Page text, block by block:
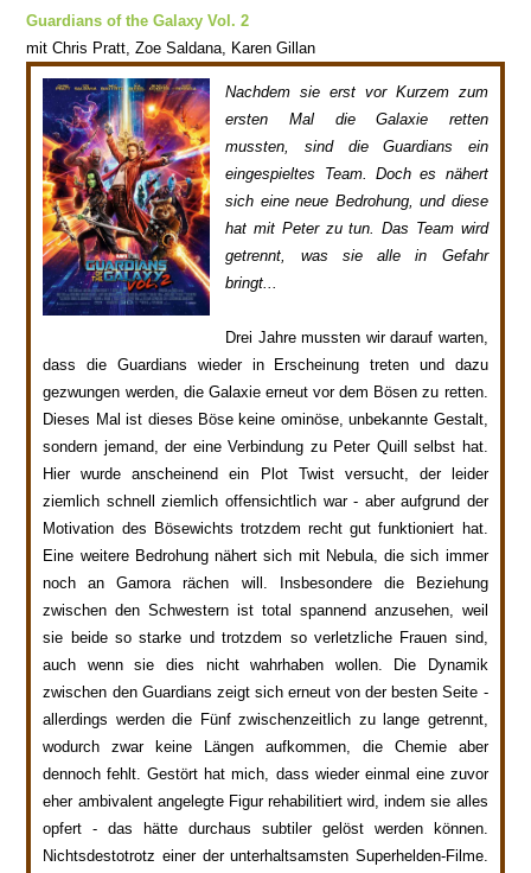
Guardians of the Galaxy Vol. 2
mitChris Pratt, Zoe Saldana, Karen Gillan
Nachdem sie erst vor Kurzem zum
ersten Mal die Galaxie retten
mussten, sind die Guardians ein
eingespieltes Team. Doch es nähert
sich eine neue Bedrohung, und diese
hat mit Peter zu tun. Das Team wird
getrennt, was sie alle in Gefahr
bringt...
Drei Jahre mussten wirdarauf warten,
dass die Guardians wieder in Erscheinungtreten und dazu
gezwungen werden, die Galaxie erneutvor dem Bösen zu retten.
Dieses Mal ist dieses Böse keine ominöse, unbekannte Gestalt,
sondern jemand, der eine Verbindung zu Peter Quill selbst hat.
Hier wurde anscheinend ein Plot Twist versucht, der leider
ziemlich schnell ziemlich offensichtlich war - aber aufgrund der
Motivation des Bösewichts trotzdem recht gut funktioniert hat.
Eine weitere Bedrohung nähert sich mit Nebula, die sich immer
noch an Gamora rächen will. Insbesondere die Beziehung
zwischen den Schwestern ist total spannend anzusehen, weil
sie beide so starke und trotzdem so verletzliche Frauen sind,
auch wenn sie dies nicht wahrhaben wollen. Die Dynamik
zwischen den Guardians zeigt sich erneut von der besten Seite -
allerdings werden die Fünf zwischenzeitlich zu lange getrennt,
wodurch zwar keine Längen aufkommen, die Chemie aber
dennoch fehlt.Gestört hat mich, dass wieder einmal eine zuvor
eher ambivalentangelegte Figur rehabilitiert wird, indemsie alles
opfert - das hätte durchaus subtiler gelöst werden können.
Nichtsdestotrotz einer der unterhaltsamsten Superhelden-Filme.